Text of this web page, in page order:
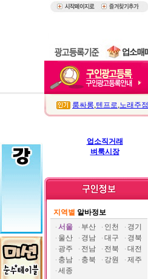
룸싸롱,텐프로,노래주점
업소직거래
벼룩시장
지역별 알바정보
서울
부산 인천
경기
울산
경남 대구
경북
광주
전남 전북
대전
충남
충북 강원
제주
세종